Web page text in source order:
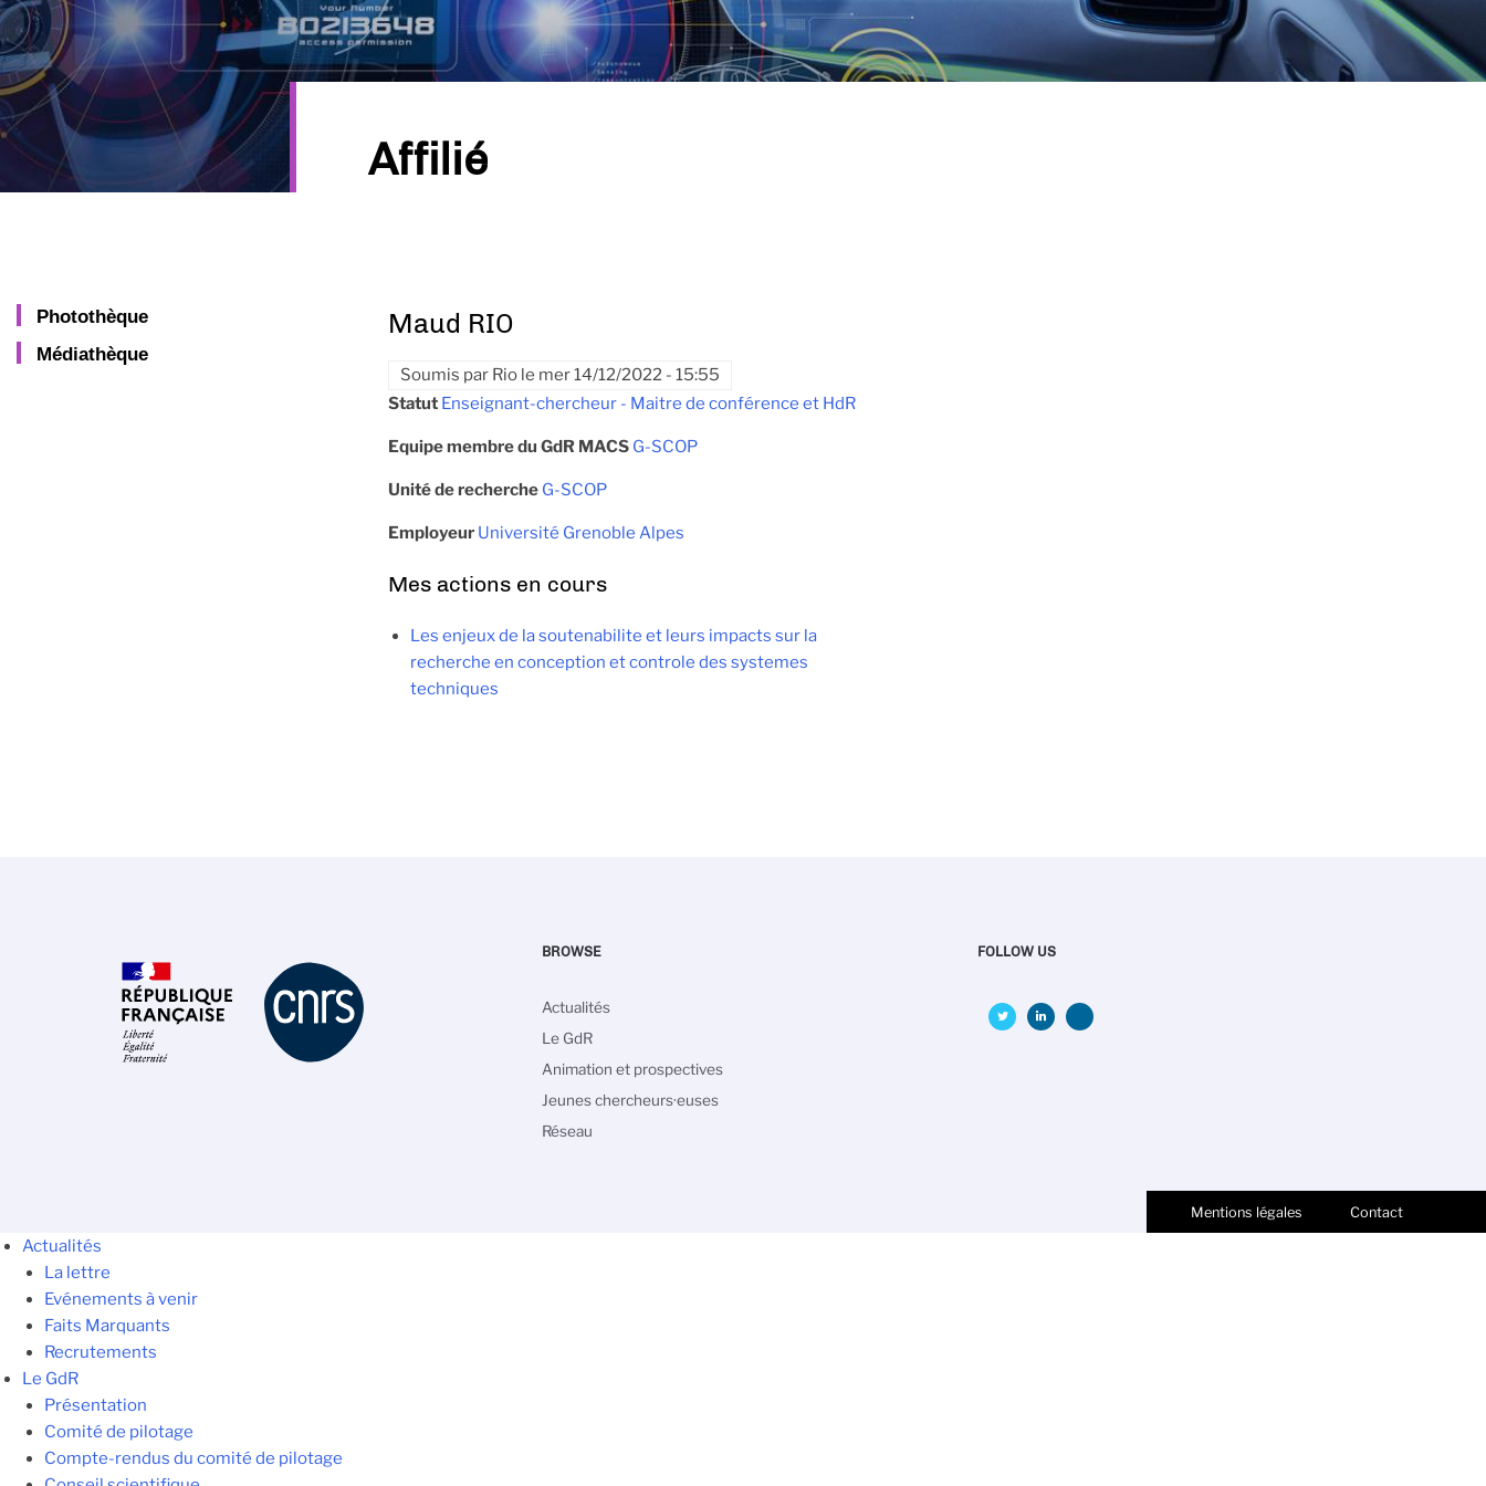
Affilié
Photothèque
Médiathèque
Maud RIO
Soumis par Rio le mer 14/12/2022 - 15:55
Statut Enseignant-chercheur - Maitre de conférence et HdR
Equipe membre du GdR MACS G-SCOP
Unité de recherche G-SCOP
Employeur Université Grenoble Alpes
Mes actions en cours
Les enjeux de la soutenabilite et leurs impacts sur la
recherche en conception et controle des systemes
techniques
BROWSE
Navigation
principale
Actualités
Le GdR
Animation et prospectives
Jeunes chercheurs·euses
Réseau
FOLLOW US
Mentions légales Contact
Actualités
La lettre
Evénements à venir
Faits Marquants
Recrutements
Le GdR
Présentation
Comité de pilotage
Compte-rendus du comité de pilotage